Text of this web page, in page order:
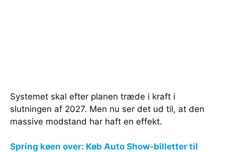
Systemet skal efter planen træde i kraft i
slutningen af 2027. Men nu ser det ud til, at den
massive modstand har haft en effekt.
Spring køen over: Køb Auto Show-billetter til